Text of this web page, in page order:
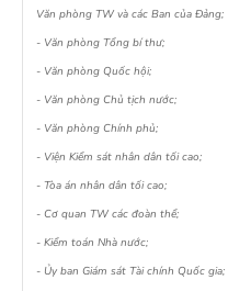
Văn phòng TW và các Ban của Đảng;
- Văn phòng Tổng bí thư;
- Văn phòng Quốc hội;
- Văn phòng Chủ tịch nước;
- Văn phòng Chính phủ;
- Viện Kiểm sát nhân dân tối cao;
- Tòa án nhân dân tối cao;
- Cơ quan TW các đoàn thể;
- Kiểm toán Nhà nước;
- Ủy ban Giám sát Tài chính Quốc gia;